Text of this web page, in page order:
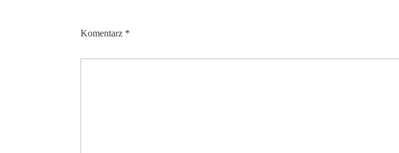
Komentarz *